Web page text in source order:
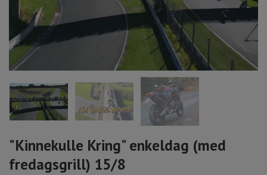
"Kinnekulle Kring" enkeldag (med
fredagsgrill) 15/8